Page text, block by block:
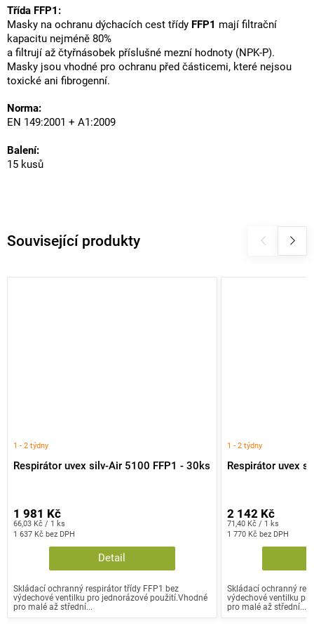
Související produkty
Respirátor uvex silv-Air 5100 FFP1 - 30ks
1 - 2 týdny
1 637 Kč bez DPH
1 981 Kč
Měrná
cena:
66,03 Kč / 1 ks
Detail
Skládací ochranný respirátor třídy FFP1 bez
výdechové ventilku pro jednorázové použití.Vhodné
pro malé až střední...
Respirátor uvex
1 - 2 týdny
1 770 Kč bez DPH
2 142 Kč
Měrná
cena:
71,40 Kč / 1 ks
Skládací ochranný
výdechové ventilku
pro malé až střední...
Třída FFP1:
Masky na ochranu dýchacích cest třídy FFP1 mají filtrační
kapacitu nejméně 80%
a filtrují až čtyřnásobek příslušné mezní hodnoty (NPK-P).
Masky jsou vhodné pro ochranu před částicemi, které nejsou
toxické ani fibrogenní.
Norma:
EN 149:2001 + A1:2009
Balení:
15 kusů